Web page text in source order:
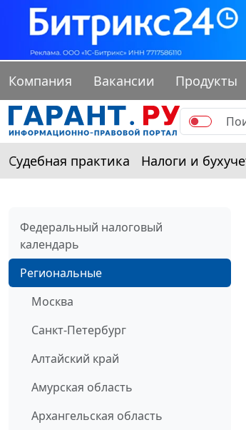
Компания Вакансии Продукты
Судебная практика Налоги и
Федеральный налоговый
календарь
Региональные
Москва
Санкт-Петербург
Алтайский край
Амурская область
Архангельская область